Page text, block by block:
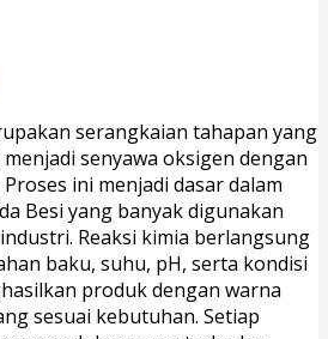
serangkaian tahapan yang
senyawa oksigen dengan
ini menjadi dasar dalam
Besi yang banyak digunakan
Reaksi kimia berlangsung
baku, suhu, pH, serta kondisi
produk dengan warna
sesuai kebutuhan. Setiap